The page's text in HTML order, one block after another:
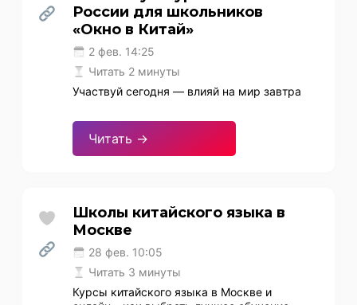
России для школьников
«Окно в Китай»
2 фев. 14:25
Читать 2 минуты
Участвуй сегодня — влияй на мир завтра
Читать →
Школы китайского языка в
Москве
28 фев. 10:05
Читать 3 минуты
Курсы китайского языка в Москве и